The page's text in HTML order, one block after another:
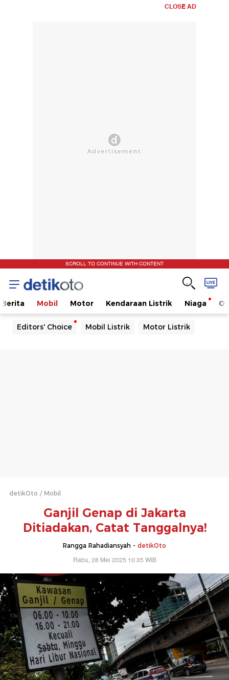
CLOSE AD
SCROLL TO CONTINUE WITH CONTENT
Berita Mobil Motor Kendaraan Listrik Niaga
Editors' Choice Mobil Listrik Motor Listrik
detikOto Mobil
Ganjil Genap di Jakarta
Ditiadakan, Catat Tanggalnya!
Rangga Rahadiansyah - detikOto
Rabu, 28 Mei 2025 10:35 WIB